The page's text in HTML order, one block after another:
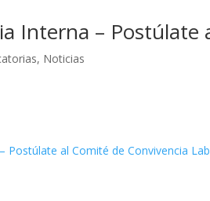
Interna – Postúlate
, Noticias